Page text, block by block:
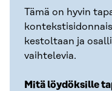
Tämä on hyvin
kestoltaan ja
vaihtelevia.
Mitä löydöksille